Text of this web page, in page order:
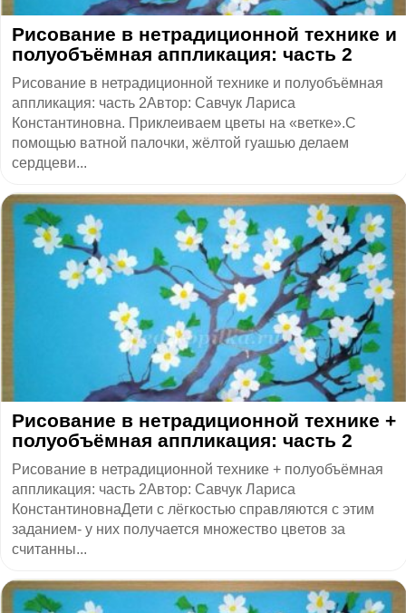
​Рисование в нетрадиционной технике и
полуобъёмная аппликация: часть 2
Рисование в нетрадиционной технике и полуобъёмная
аппликация: часть 2Автор: Савчук Лариса
Константиновна. Приклеиваем цветы на «ветке».С
помощью ватной палочки, жёлтой гуашью делаем
сердцеви...
​Рисование в нетрадиционной технике +
полуобъёмная аппликация: часть 2
Рисование в нетрадиционной технике + полуобъёмная
аппликация: часть 2Автор: Савчук Лариса
КонстантиновнаДети с лёгкостью справляются с этим
заданием- у них получается множество цветов за
считанны...